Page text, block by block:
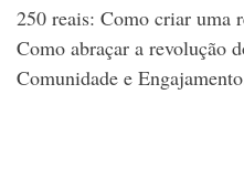
250 reais: Como criar uma
Como abraçar a revolução
Comunidade e